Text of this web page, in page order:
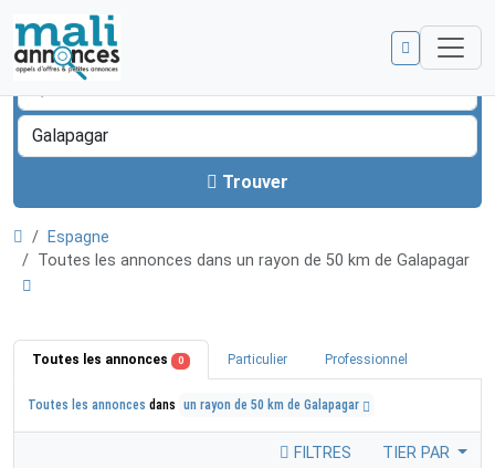
Trouver
Espagne
Toutes les annonces dans un rayon de 50 km de Galapagar
Toutes les annonces 0 Particulier Professionnel
Toutes les annonces dans un rayon de 50 km de Galapagar
FILTRES TIER PAR